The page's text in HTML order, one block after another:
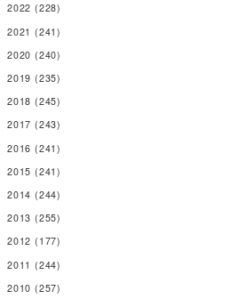
2022 (228)
2021 (241)
2020 (240)
2019 (235)
2018 (245)
2017 (243)
2016 (241)
2015 (241)
2014 (244)
2013 (255)
2012 (177)
2011 (244)
2010 (257)